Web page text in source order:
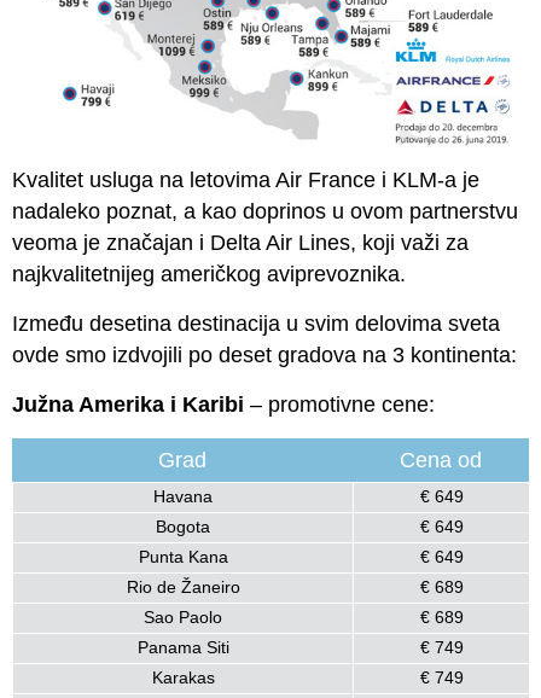
Kvalitet usluga na letovima Air France i KLM-a je
nadaleko poznat, a kao doprinos u ovom partnerstvu
veoma je značajan i Delta Air Lines, koji važi za
najkvalitetnijeg američkog aviprevoznika.
Između desetina destinacija u svim delovima sveta
ovde smo izdvojili po deset gradova na 3 kontinenta:
Južna Amerika i Karibi – promotivne cene:
Grad Cena od
Havana
€ 649
Bogota
€ 649
Punta Kana
€ 649
Rio de Žaneiro
€ 689
Sao Paolo
€ 689
Panama Siti
€ 749
Karakas
€ 749